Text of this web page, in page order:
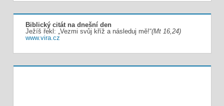
Biblický citát na dnešní den
Ježíš řekl: „Vezmi svůj kříž a následuj mě!“(Mt 16,24)
www.vira.cz